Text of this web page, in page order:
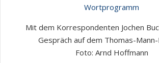
Wortprogramm
Mit dem Korrespondenten Jochen
Gespräch auf dem Thomas-
Foto: Arnd Hoffmann